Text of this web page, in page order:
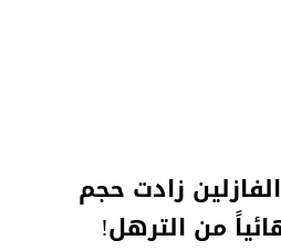
زادت حجم
من الترهل!